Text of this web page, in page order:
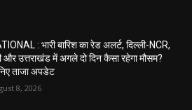
: भारी बारिश का रेड अलर्ट, दिल्ली-NCR,
और उत्तराखंड में अगले दो दिन कैसा रहेगा मौसम?
ताजा अपडेट
8, 2026